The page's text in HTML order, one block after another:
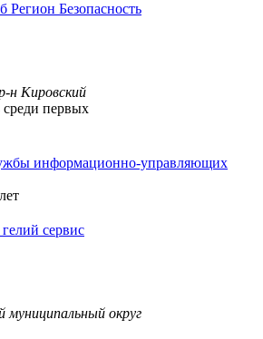
Безопасность
н Кировский
первых
информационно-управляющих
сервис
муниципальный округ